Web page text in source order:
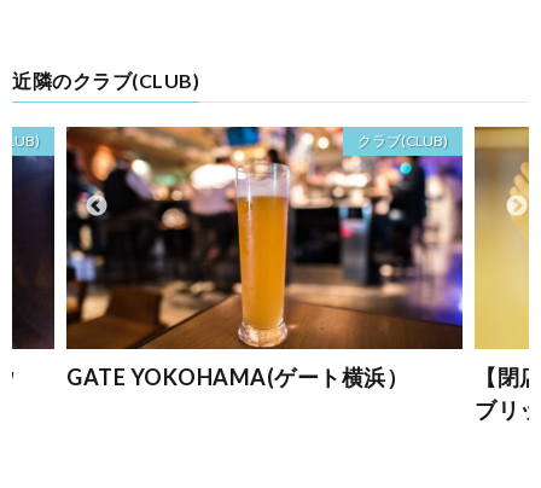
近隣のクラブ(CLUB)
クラブ(CLUB)
GATE YOKOHAMA(ゲート横浜）
【閉
ブリ